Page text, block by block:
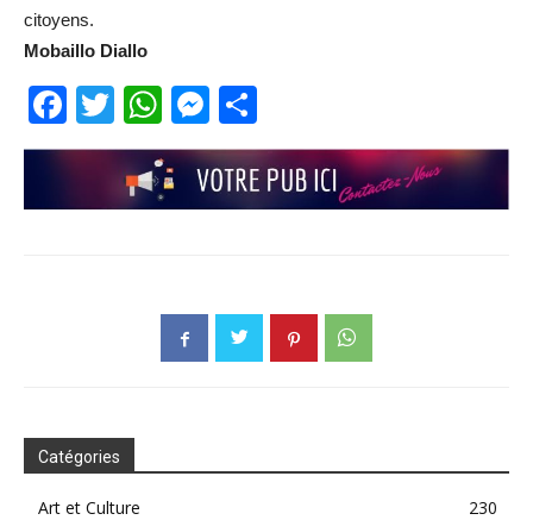
citoyens.
Mobaillo Diallo
Facebook
TwitterWhatsApp
Messenger
Catégories
Art et Culture
230